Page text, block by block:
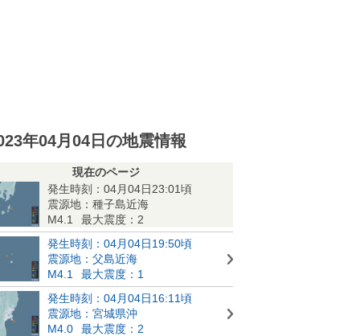
年04月04日の地震情報
現在のページ
発生時刻：04月04日23:01頃
震源地：種子島近海
M4.1
最大震度：2
発生時刻：04月04日19:50頃
震源地：父島近海
M4.1
最大震度：1
発生時刻：04月04日16:11頃
震源地：宮城県沖
M4.0
最大震度：2